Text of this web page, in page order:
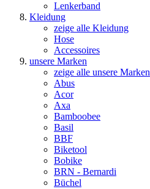
Lenkerband
Kleidung
zeige alle Kleidung
Hose
Accessoires
unsere Marken
zeige alle unsere Marken
Abus
Acor
Axa
Bamboobee
Basil
BBF
Biketool
Bobike
BRN - Bernardi
Büchel